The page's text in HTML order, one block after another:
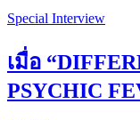
Special Interview
เมื่อ
PSYCHIC